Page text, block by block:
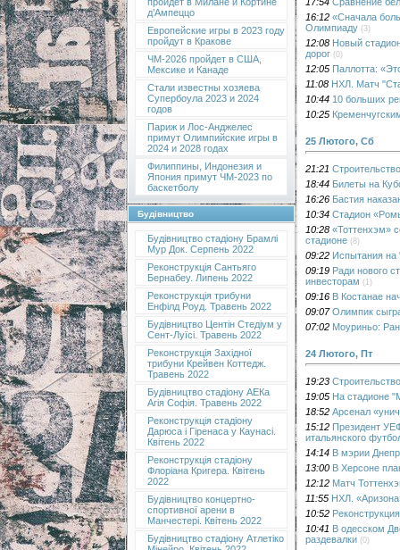
д’Ампеццо
Европейские игры в 2023 году
пройдут в Кракове
ЧМ-2026 пройдет в США,
Мексике и Канаде
Стали известны хозяева
Супербоула 2023 и 2024
годов
Париж и Лос-Анджелес
примут Олимпийские игры в
2024 и 2028 годах
Филиппины, Индонезия и
Япония примут ЧМ-2023 по
баскетболу
Будівництво
Будівництво стадіону Брамлі
Мур Док. Серпень 2022
Реконструкція Сантьяго
Бернабеу. Липень 2022
Реконструкція трибуни
Енфілд Роуд. Травень 2022
Будівництво Центін Стедіум у
Сент-Луїсі. Травень 2022
Реконструкція Західної
трибуни Крейвен Коттедж.
Травень 2022
Будівництво стадіону АЕКа
Агія Софія. Травень 2022
Реконструкція стадіону
Дарюса і Гіренаса у Каунасі.
Квітень 2022
Реконструкція стадіону
Флоріана Кригера. Квітень
2022
Будівництво концертно-
спортивної арени в
Манчестері. Квітень 2022
Будівництво стадіону Атлетіко
16:12 «Сначала
Олимпиаду (3)
12:08 Новый
дорог (0)
12:05 Паллотта:
11:08 НХЛ. Матч
10:44 10 больших
10:25
25 Лютого, Сб
21:21
18:44 Билеты на
16:26 Бастия
10:34 Стадион
10:28 «Тоттенхэм»
стадионе (8)
09:22 Испытания на
09:19 Ради нового
инвесторам (1)
09:16 В Костанае
09:07 Олимпик
07:02 Моуриньо:
24 Лютого, Пт
19:23
19:05 На стадионе
18:52 Арсенал
15:12 Президент
итальянского
14:14 В мэрии
13:00 В Херсоне
12:12 Матч
11:55 НХЛ.
10:52
10:41 В одесском
раздевалки (0)